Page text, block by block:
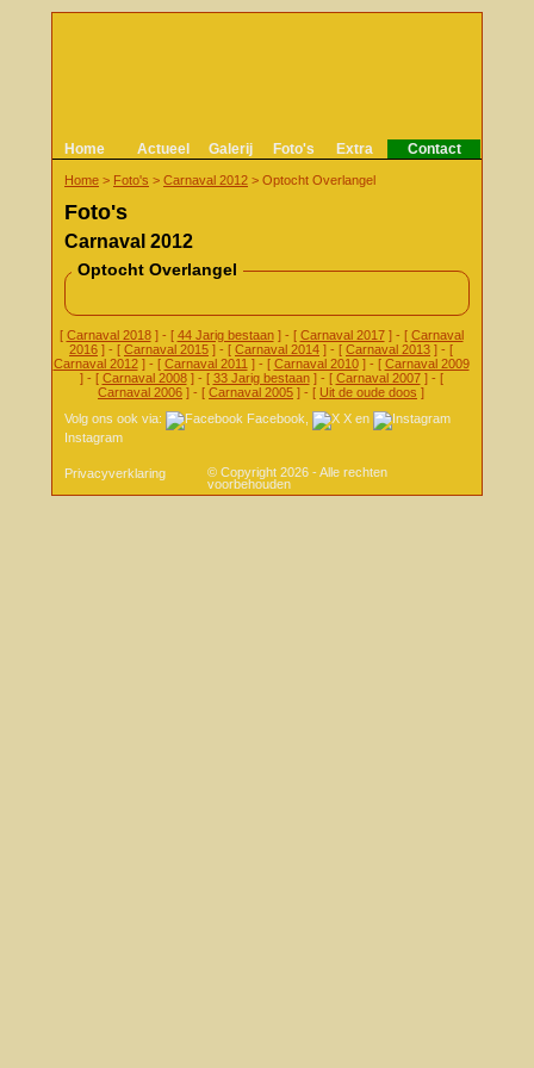
Home Actueel Galerij Foto's Extra Contact
Home > Foto's > Carnaval 2012 > Optocht Overlangel
Foto's
Carnaval 2012
Optocht Overlangel
[ Carnaval 2018] - [ 44 Jarig bestaan] - [ Carnaval 2017] - [ Carnaval
2016 ] - [ Carnaval 2015 ] - [ Carnaval 2014 ] - [ Carnaval 2013 ] - [
Carnaval 2012] - [ Carnaval 2011 ] - [ Carnaval 2010] - [ Carnaval 2009
] - [ Carnaval 2008] - [ 33 Jarig bestaan] - [ Carnaval 2007] - [
Carnaval 2006 ] - [ Carnaval 2005 ] - [ Uit de oude doos ]
Volg ons ook via:
Facebook X en
Instagram
Privacyverklaring
© Copyright 2026 - Alle rechten
voorbehouden